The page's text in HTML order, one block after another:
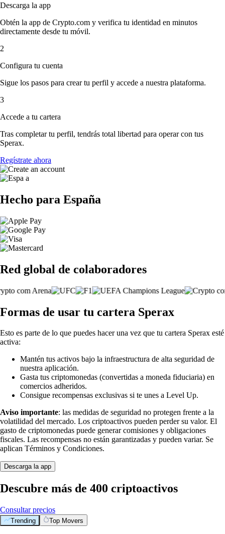
Descarga la app
Obtén la app de Crypto.com y verifica tu identidad en minutos
directamente desde tu móvil.
2
Configura tu cuenta
Sigue los pasos para crear tu perfil y accede a nuestra plataforma.
3
Accede a tu cartera
Tras completar tu perfil, tendrás total libertad para operar con tus
Sperax.
Regístrate ahora
Hecho para España
Red global de colaboradores
Formas de usar tu cartera Sperax
Esto es parte de lo que puedes hacer una vez que tu cartera Sperax esté
activa:
Mantén tus activos bajo la infraestructura de alta seguridad de
nuestra aplicación.
Gasta tus criptomonedas (convertidas a moneda fiduciaria) en
comercios adheridos.
Consigue recompensas exclusivas si te unes a Level Up.
Aviso importante: las medidas de seguridad no protegen frente a la
volatilidad del mercado. Los criptoactivos pueden perder su valor. El
gasto de criptomonedas puede generar comisiones y obligaciones
fiscales. Las recompensas no están garantizadas y pueden variar. Se
aplican Términos y Condiciones.
Descarga la app
Descubre más de 400 criptoactivos
Consultar precios
Trending Top Movers